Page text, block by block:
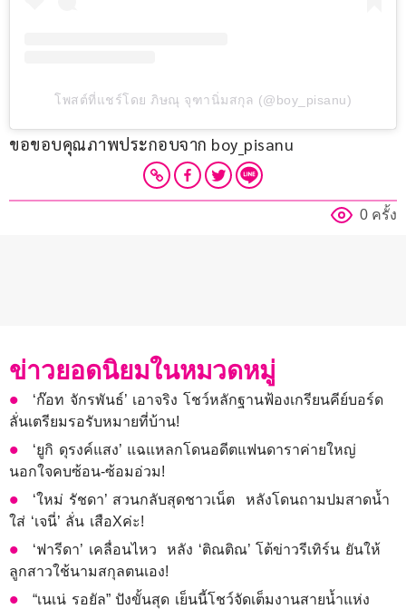
โพสต์ที่แชร์โดย ภิษณุ จุฑานิ่มสกุล (@boy_pisanu)
ขอขอบคุณภาพประกอบจาก boy_pisanu
0 ครั้ง
ข่าวยอดนิยมในหมวดหมู่
‘ก๊อท จักรพันธ์’ เอาจริง โชว์หลักฐานฟ้องเกรียนคีย์บอร์ด
ลั่นเตรียมรอรับหมายที่บ้าน!
‘ยูกิ ดุรงค์แสง’ แฉแหลกโดนอดีตแฟนดาราค่ายใหญ่
นอกใจคบซ้อน-ซ้อมอ่วม!
‘ใหม่ รัชดา’ สวนกลับสุดชาวเน็ต หลังโดนถามปมสาดน้ำ
ใส่ ‘เจนี่’ ลั่น เสือXค่ะ!
‘ฟารีดา’ เคลื่อนไหว หลัง ‘ติณติณ’ โต้ข่าวรีเทิร์น ยันให้
ลูกสาวใช้นามสกุลตนเอง!
“เนเน่ รอยัล” ปังขั้นสุด เย็นนี้โชว์จัดเต็มงานสายน้ำแห่ง